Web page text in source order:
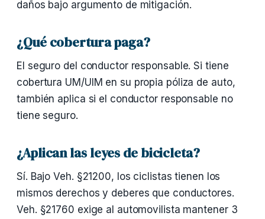
daños bajo argumento de mitigación.
¿Qué cobertura paga?
El seguro del conductor responsable. Si tiene
cobertura UM/UIM en su propia póliza de auto,
también aplica si el conductor responsable no
tiene seguro.
¿Aplican las leyes de bicicleta?
Sí. Bajo Veh. §21200, los ciclistas tienen los
mismos derechos y deberes que conductores.
Veh. §21760 exige al automovilista mantener 3